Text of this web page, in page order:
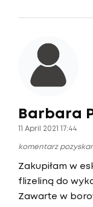
Barbara
11 April 2021 17:44
komentarz
Zakupiłam w
flizeliną do
Zawarte w